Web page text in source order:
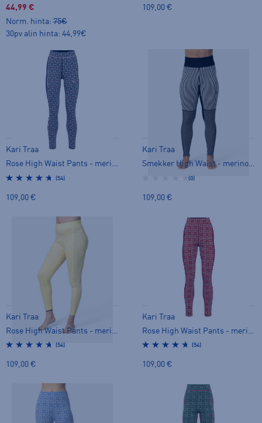
44,99 €
Norm. hinta: 75€
30pv alin hinta: 44,99€
109,00 €
Kari Traa
Rose High Waist Pants - merinovilla-alusasu
(54)
109,00 €
Kari Traa
Smekker High Waist - merinovilla-alusasu
(0)
109,00 €
Kari Traa
Rose High Waist Pants - merinovilla-alusasu
(54)
109,00 €
Kari Traa
Rose High Waist Pants - merinovilla-alusasu
(54)
109,00 €